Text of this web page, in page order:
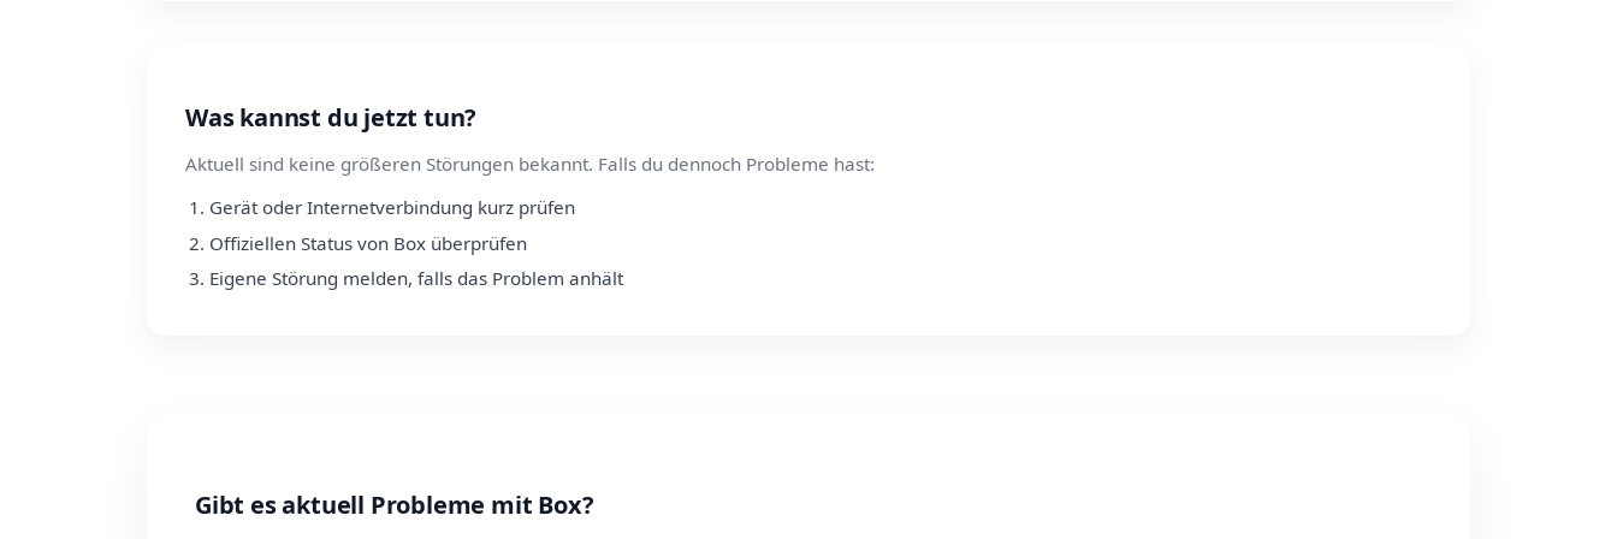
Was kannst du jetzt tun?
Aktuell sind keine größeren Störungen bekannt. Falls du dennoch Probleme hast:
Gerät oder Internetverbindung kurz prüfen
Offiziellen Status von Box überprüfen
Eigene Störung melden, falls das Problem anhält
Gibt es aktuell Probleme mit Box?